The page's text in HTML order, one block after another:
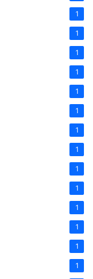
1
1
1
1
1
1
1
1
1
1
1
1
1
1